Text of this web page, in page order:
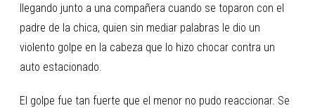
llegando junto a una compañera cuando se toparon con el
padre de la chica, quien sin mediar palabras le dio un
violento golpe en la cabeza que lo hizo chocar contra un
auto estacionado.
El golpe fue tan fuerte que el menor no pudo reaccionar. Se